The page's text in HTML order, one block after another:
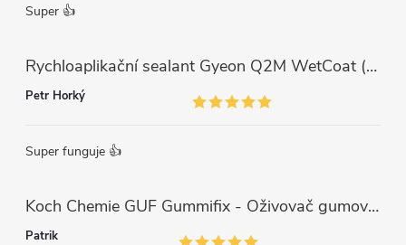
Super 👍
Rychloaplikační sealant Gyeon Q2M WetCoat (1 L)
Petr Horký
Super funguje 👍
Koch Chemie GUF Gummifix - Oživovač gumových koberců (1000ml)
Patrik